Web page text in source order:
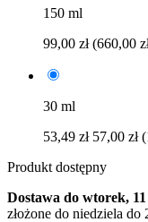
150 ml
99,00 zł(660,00
30 ml
53,49 zł 57,00 zł
Produkt dostępny
Dostawa do wtorek,
złożone do niedziela do